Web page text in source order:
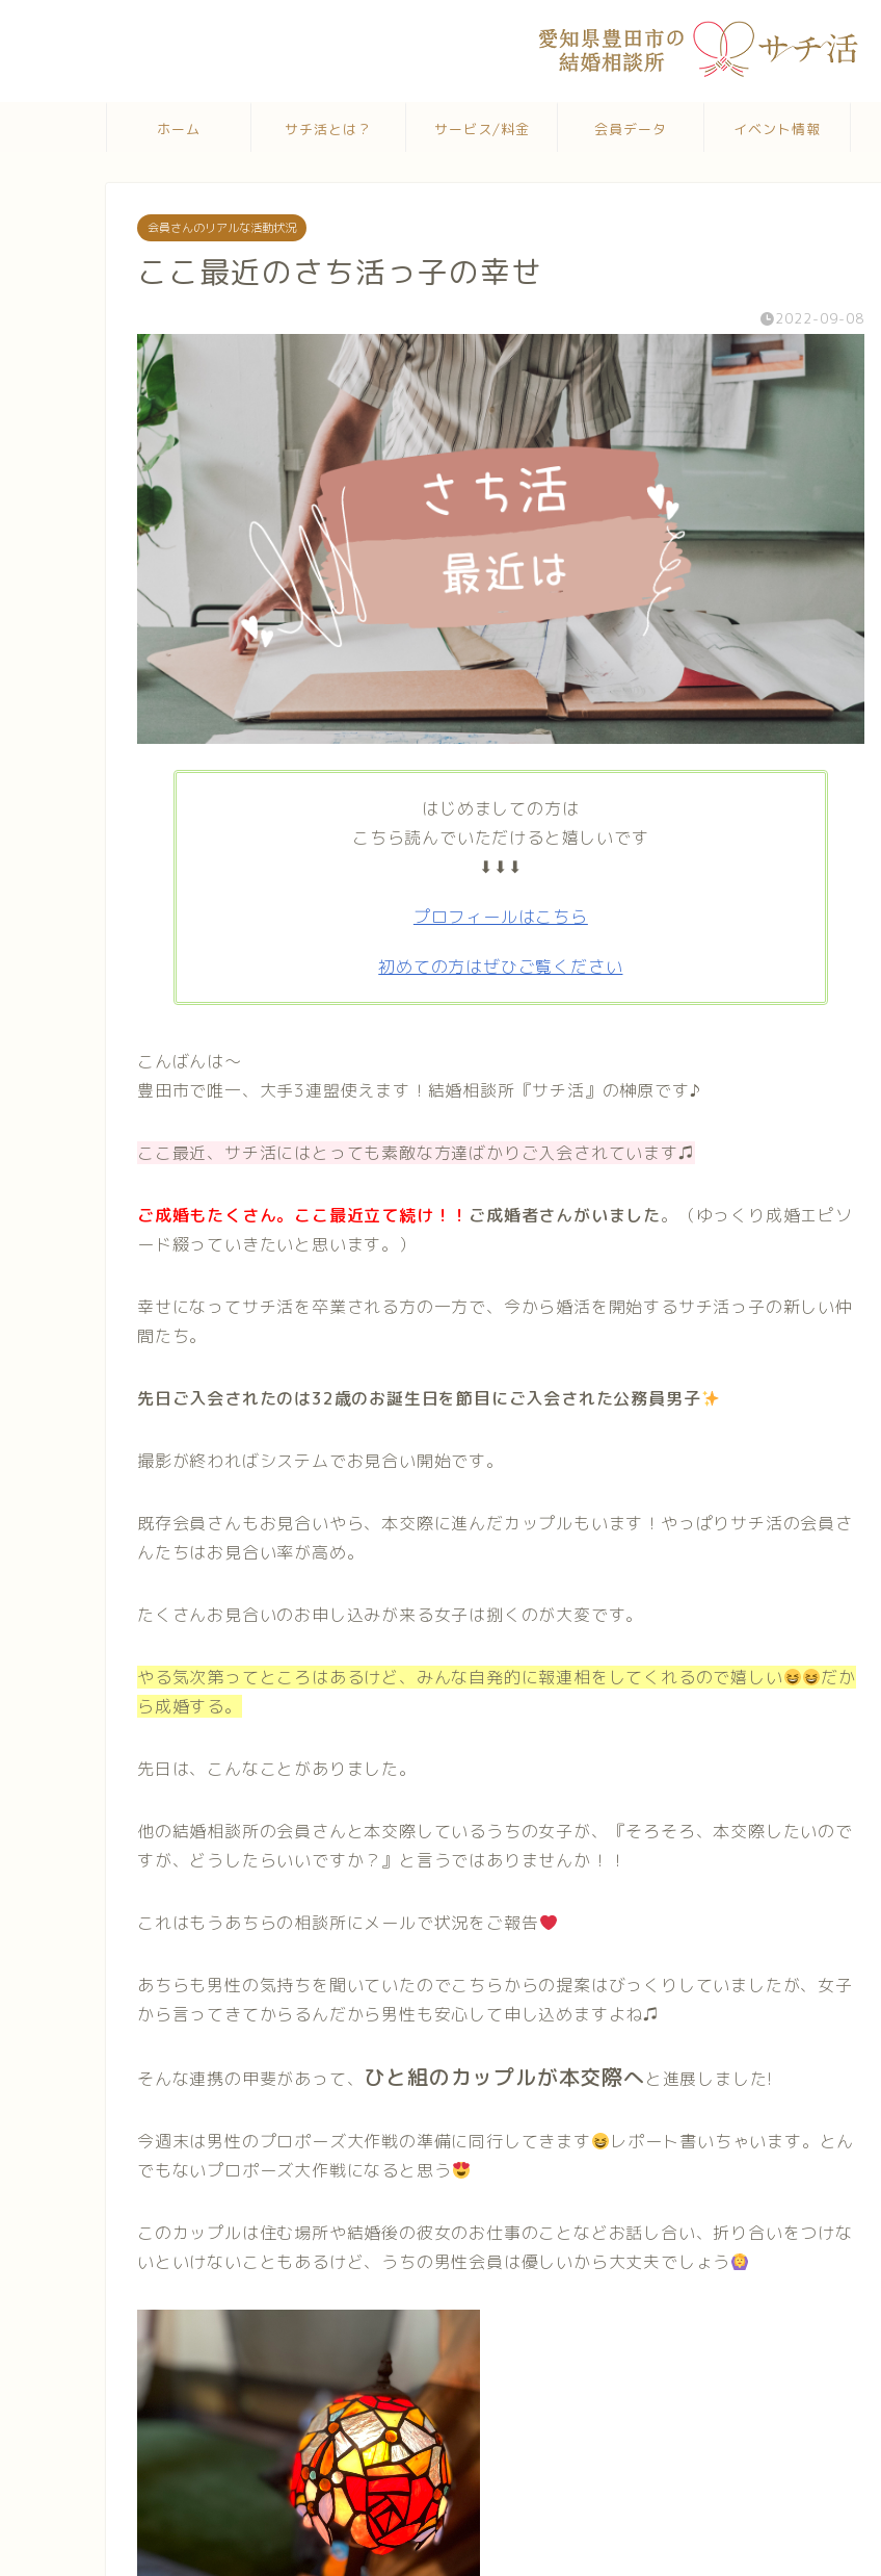
ホーム サチ活とは？ サービス/料金 会員データ イベント情報
会員さんのリアルな活動状況
ここ最近のさち活っ子の幸せ
2022-09-08
はじめましての方は
こちら読んでいただけると嬉しいです
⬇⬇⬇
プロフィールはこちら
初めての方はぜひご覧ください
こんばんは〜
豊田市で唯一、大手3連盟使えます！結婚相談所『サチ活』の榊原です♪
ここ最近、サチ活にはとっても素敵な方達ばかりご入会されています♫
ご成婚もたくさん。ここ最近立て続け！！ ご成婚者さんがいました。（ゆっくり成婚エピソ
ード綴っていきたいと思います。）
幸せになってサチ活を卒業される方の一方で、今から婚活を開始するサチ活っ子の新しい仲
間たち。
先日ご入会されたのは32歳のお誕生日を節目にご入会された公務員男子
撮影が終わればシステムでお見合い開始です。
既存会員さんもお見合いやら、本交際に進んだカップルもいます！やっぱりサチ活の会員さ
んたちはお見合い率が高め。
たくさんお見合いのお申し込みが来る女子は捌くのが大変です。
やる気次第ってところはあるけど、みんな自発的に報連相をしてくれるので嬉しい
だか
ら成婚する。
先日は、こんなことがありました。
他の結婚相談所の会員さんと本交際しているうちの女子が、『そろそろ、本交際したいので
すが、どうしたらいいですか？』と言うではありませんか！！
これはもうあちらの相談所にメールで状況をご報告
あちらも男性の気持ちを聞いていたのでこちらからの提案はびっくりしていましたが、女子
から言ってきてからるんだから男性も安心して申し込めますよね♫
そんな連携の甲斐があって、 ひと組のカップルが本交際へと進展しました!
今週末は男性のプロポーズ大作戦の準備に同行してきます
レポート書いちゃいます。とん
でもないプロポーズ大作戦になると思う
このカップルは住む場所や結婚後の彼女のお仕事のことなどお話し合い、折り合いをつけな
いといけないこともあるけど、うちの男性会員は優しいから大丈夫でしょう